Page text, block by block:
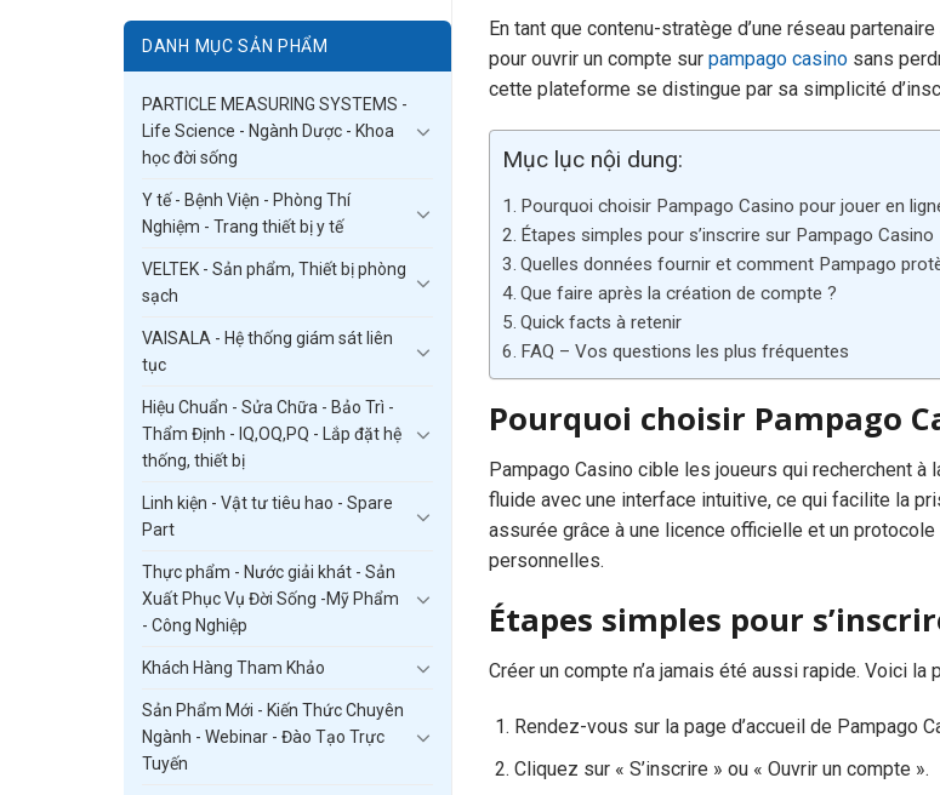
DANH MỤC SẢN PHẨM
PARTICLE MEASURING SYSTEMS -
Life Science - Ngành Dược - Khoa
học đời sống
Y tế - Bệnh Viện - Phòng Thí
Nghiệm - Trang thiết bị y tế
VELTEK - Sản phẩm, Thiết bị phòng
sạch
VAISALA - Hệ thống giám sát liên
tục
Hiệu Chuẩn - Sửa Chữa - Bảo Trì -
Thẩm Định - IQ,OQ,PQ - Lắp đặt hệ
thống, thiết bị
Linh kiện - Vật tư tiêu hao - Spare
Part
Thực phẩm - Nước giải khát - Sản
Xuất Phục Vụ Đời Sống -Mỹ Phẩm
- Công Nghiệp
Khách Hàng Tham Khảo
Sản Phẩm Mới - Kiến Thức Chuyên
Ngành - Webinar - Đào Tạo Trực
Tuyến
En tant que contenu-stratège d’une réseau
pour ouvrir un compte sur pampago casino sans
cette plateforme se distingue par sa simplicité
Mục lục nội dung:
Pourquoi choisir Pampago Casino pour jouer en
Étapes simples pour s’inscrire sur Pampago Casino
Quelles données fournir et comment Pampago
Que faire après la création de compte ?
Quick facts à retenir
FAQ – Vos questions les plus fréquentes
Pourquoi choisir Pampago
Pampago Casino cible les joueurs qui recherchent
fluide avec une interface intuitive, ce qui facilite la
assurée grâce à une licence officielle et un
personnelles.
Étapes simples pour
Créer un compte n’a jamais été aussi rapide. Voici la
Rendez-vous sur la page d’accueil de Pampago
Cliquez sur « S’inscrire » ou « Ouvrir un compte ».